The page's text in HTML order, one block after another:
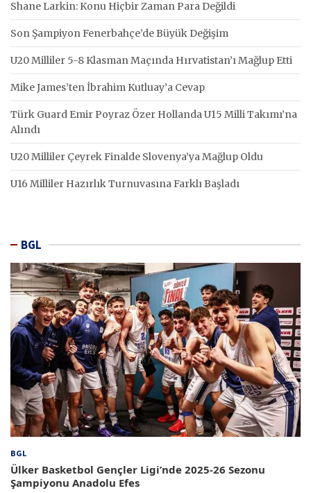
Shane Larkin: Konu Hiçbir Zaman Para Değildi
Son Şampiyon Fenerbahçe’de Büyük Değişim
U20 Milliler 5-8 Klasman Maçında Hırvatistan’ı Mağlup Etti
Mike James’ten İbrahim Kutluay’a Cevap
Türk Guard Emir Poyraz Özer Hollanda U15 Milli Takımı’na
Alındı
U20 Milliler Çeyrek Finalde Slovenya’ya Mağlup Oldu
U16 Milliler Hazırlık Turnuvasına Farklı Başladı
BGL
BGL
Ülker Basketbol Gençler Ligi’nde 2025-26 Sezonu
Şampiyonu Anadolu Efes